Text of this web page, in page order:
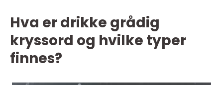
Hva er drikke grådig
kryssord og hvilke typer
finnes?